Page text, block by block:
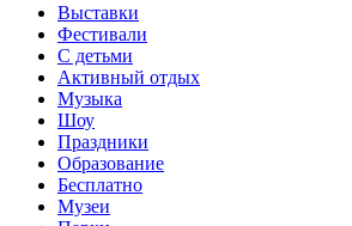
Выставки
Фестивали
С детьми
Активный отдых
Музыка
Шоу
Праздники
Образование
Бесплатно
Музеи